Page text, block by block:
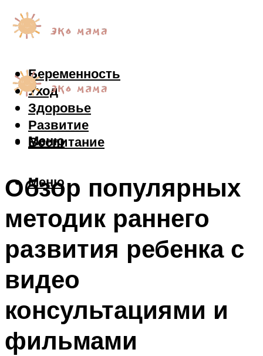
Беременность
Уход
Здоровье
Развитие
Воспитание
Меню
Меню
Обзор популярных
методик раннего
развития ребенка с
видео
консультациями и
фильмами